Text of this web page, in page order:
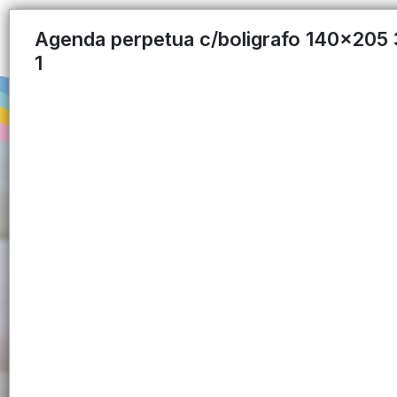
Agenda perpetua c/boligrafo 140x205
1